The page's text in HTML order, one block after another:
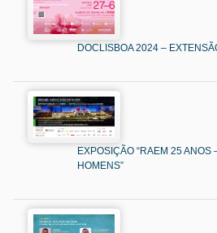
DOCLISBOA 2024 –
EXPOSIÇÃO “RAEM 25
HOMENS”